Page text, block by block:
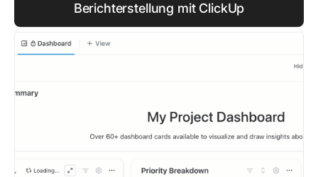
Berichterstellung mit ClickUp